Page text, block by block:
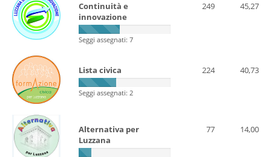
Continuità e
innovazione
Seggi assegnati: 7
249 45,27
Lista civica
Seggi assegnati: 2
224 40,73
Alternativa per
Luzzana
77 14,00